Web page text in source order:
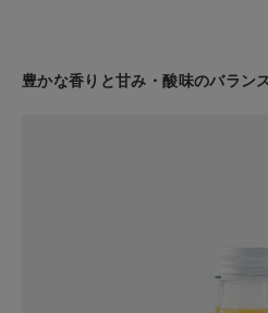
豊かな香りと甘み・酸味のバラン